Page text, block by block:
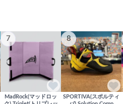
7
MadRock(マッドロッ
8
SPORTIVA(スポルティ